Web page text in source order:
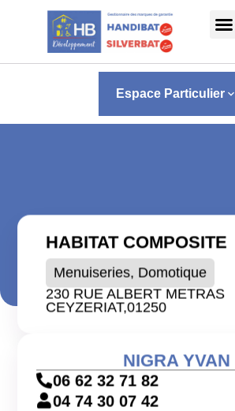
Panneau de gestion des cookies
Espace Particulier keyboard_arrow_down
HABITAT COMPOSITE
Menuiseries, Domotique
230 RUE ALBERT METRAS
CEYZERIAT,01250
NIGRA YVAN
06 62 32 71 82
04 74 30 07 42